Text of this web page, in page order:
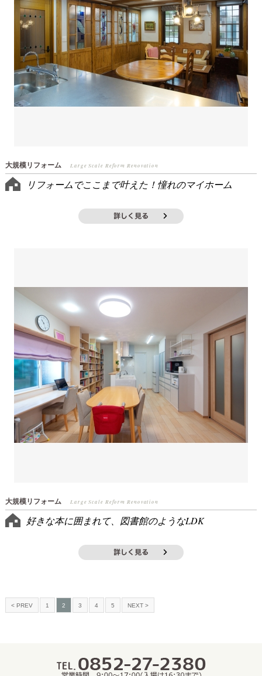
大規模リフォーム Large Scale Reform Renovation
リフォームでここまで叶えた！憧れのマイホーム
大規模リフォーム Large Scale Reform Renovation
好きな本に囲まれて、図書館のようなLDK
< PREV 1 2 3 4 5 NEXT >